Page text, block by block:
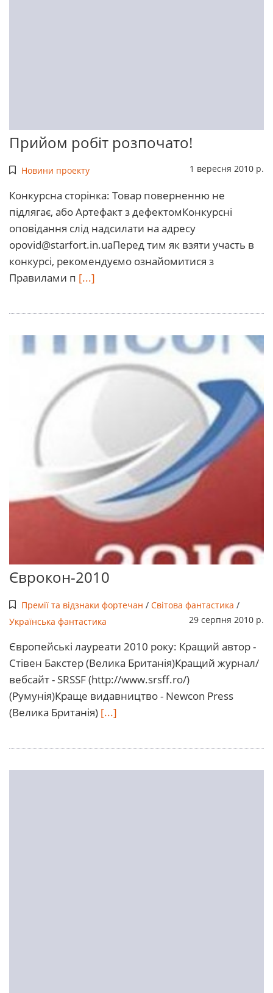
Прийом робіт розпочато!
Новини проекту 1 вересня 2010 р.
Конкурсна сторінка: Товар поверненню не
підлягає, або Артефакт з дефектомКонкурсні
оповідання слід надсилати на адресу
opovid@starfort.in.uaПеред тим як взяти участь в
конкурсі, рекомендуємо ознайомитися з
Правилами п [...]
Єврокон-2010
Премії та відзнаки фортечан / Світова фантастика /
Українська фантастика
29 серпня 2010 р.
Європейські лауреати 2010 року: Кращий автор -
Стівен Бакстер (Велика Британія)Кращий журнал/
вебсайт - SRSSF (http://www.srsff.ro/)
(Румунія)Краще видавництво - Newcon Press
(Велика Британія) [...]